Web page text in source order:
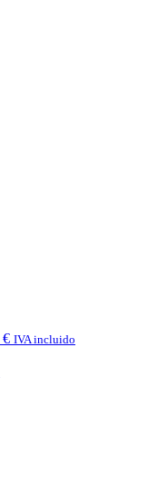
€ IVA incluido